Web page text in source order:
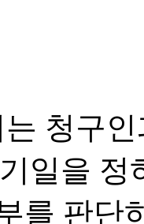
청구
일을 정
를 판단